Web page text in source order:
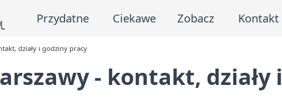
Przydatne Ciekawe Zobacz Kontakt
działy i godziny pracy
- kontakt, działy i